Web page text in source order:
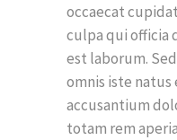
occaecat
culpa qui officia
est laborum.
omnis iste
accusantium
totam rem